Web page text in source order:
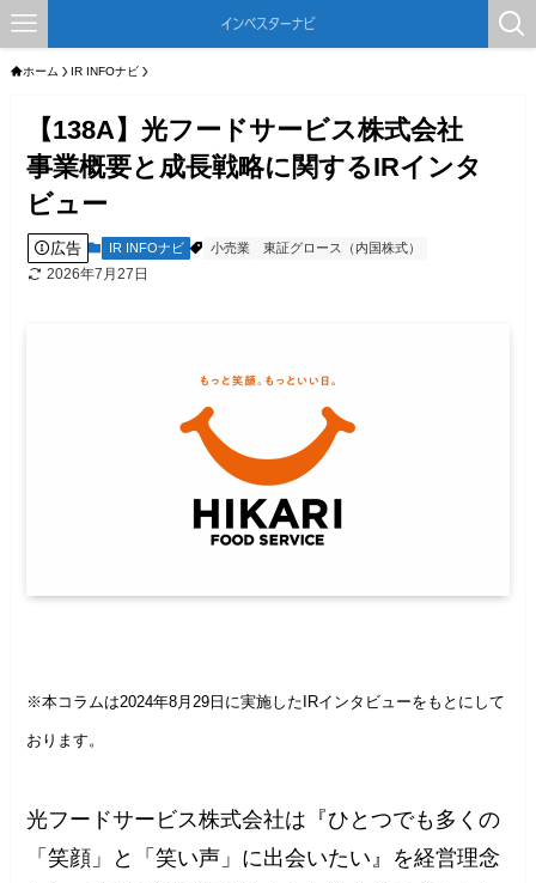
ホーム IR INFOナビ
【138A】光フードサービス株式会社
事業概要と成長戦略に関するIRインタ
ビュー
広告 IR INFOナビ 小売業 東証グロース（内国株式）
2026年7月27日
※本コラムは2024年8月29日に実施したIRインタビューをもとにして
おります。
光フードサービス株式会社は『ひとつでも多くの
「笑顔」と「笑い声」に出会いたい』を経営理念